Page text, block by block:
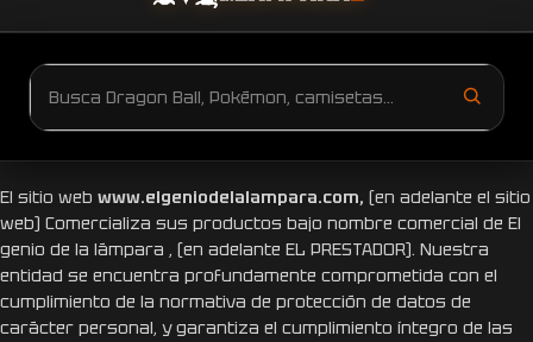
POLÍTICA DE PRIVACIDAD
El sitio web www.elgeniodelalampara.com, (en adelante el sitio
web) Comercializa sus productos bajo nombre comercial de El
genio de la lámpara , (en adelante EL PRESTADOR). Nuestra
entidad se encuentra profundamente comprometida con el
cumplimiento de la normativa de protección de datos de
carácter personal, y garantiza el cumplimiento íntegro de las